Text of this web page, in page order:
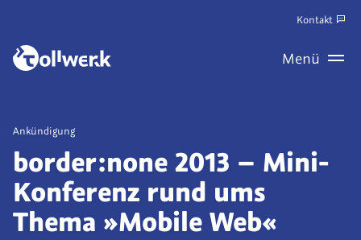
Zum
Menü
Kontakt
border:none 2013 – Mini-
Konferenz rund ums
Thema »Mobile Web«
Veröffentlicht
Ankündigung